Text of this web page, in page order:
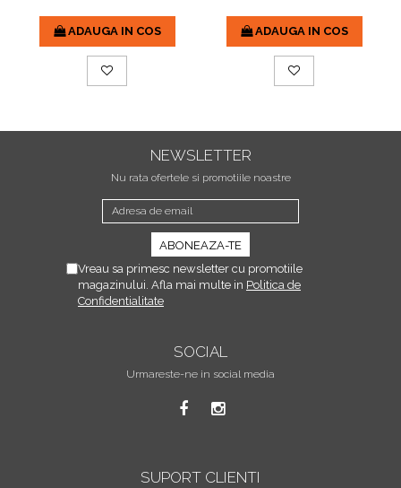
ADAUGA IN COS ADAUGA IN COS
NEWSLETTER
Nu rata ofertele si promotiile noastre
Vreau sa primesc newsletter cu promotiile
magazinului. Afla mai multe in Politica de
Confidentialitate
SOCIAL
Urmareste-ne in social media
SUPORT CLIENTI